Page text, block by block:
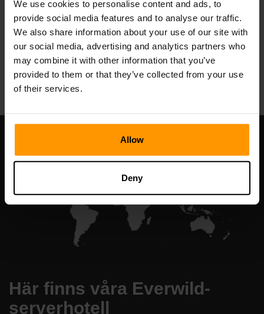
We use cookies to personalise content and ads, to
provide social media features and to analyse our traffic.
We also share information about your use of our site with
our social media, advertising and analytics partners who
may combine it with other information that you’ve
provided to them or that they’ve collected from your use
of their services.
Allow
Deny
Serverhosting
All Games
Här finns våra Everwild-
serverhotell